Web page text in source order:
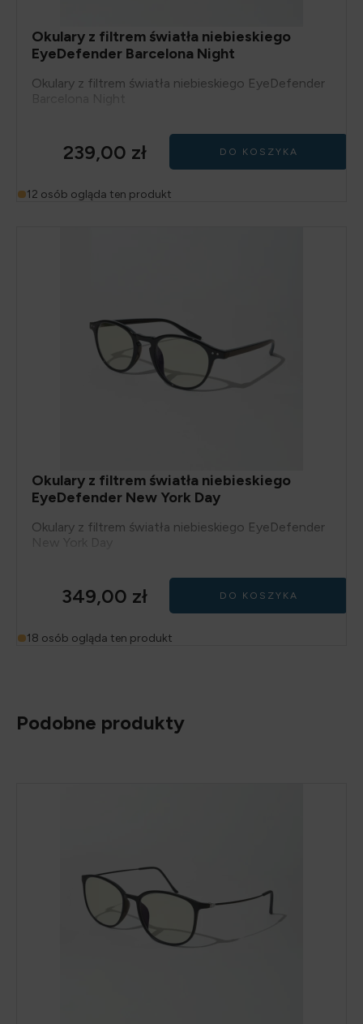
Okulary z filtrem światła niebieskiego
EyeDefender Barcelona Night
Okulary z filtrem światła niebieskiego EyeDefender
239,00 zł DO KOSZYKA
12 osób ogląda ten produkt
Okulary z filtrem światła niebieskiego
EyeDefender New York Day
Okulary z filtrem światła niebieskiego EyeDefender
349,00 zł DO KOSZYKA
18 osób ogląda ten produkt
Podobne produkty